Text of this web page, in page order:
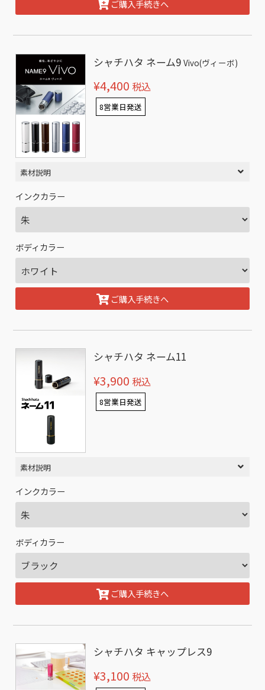
ご購入手続きへ
シャチハタ ネーム9Vivo(ヴィーボ)
¥4,400 税込
8営業日発送
素材説明
インクカラー
ボディカラー
ご購入手続きへ
シャチハタ ネーム11
¥3,900 税込
8営業日発送
素材説明
インクカラー
ボディカラー
ご購入手続きへ
シャチハタ キャップレス9
¥3,100 税込